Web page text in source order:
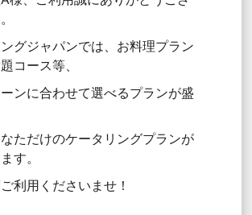
グジャパンでは、お料理プラン
コース等、
ンに合わせて選べるプランが盛
ただけのケータリングプランが
す。
利用くださいませ！